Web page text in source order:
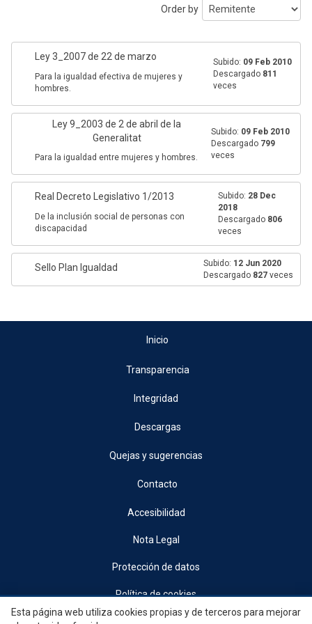
Order by
Ley 3_2007 de 22 de marzo
Para la igualdad efectiva de mujeres y
hombres.
Subido: 09 Feb 2010
Descargado 811
veces
Ley 9_2003 de 2 de abril de la
Generalitat
Para la igualdad entre mujeres y hombres.
Subido: 09 Feb 2010
Descargado 799
veces
Real Decreto Legislativo 1/2013
De la inclusión social de personas con
discapacidad
Subido: 28 Dec
2018
Descargado 806
veces
Sello Plan Igualdad Subido: 12 Jun 2020
Descargado 827 veces
Inicio
Transparencia
Integridad
Descargas
Quejas y sugerencias
Contacto
Accesibilidad
Nota Legal
Protección de datos
Política de cookies
Esta página web utiliza cookies propias y de terceros para mejorar